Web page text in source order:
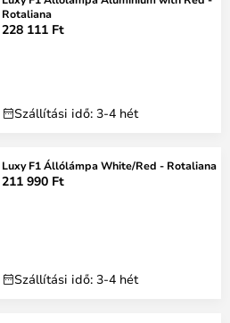
Rotaliana
228 111 Ft
Szállítási idő: 3-4 hét
Luxy F1 Állólámpa White/Red - Rotaliana
211 990 Ft
Szállítási idő: 3-4 hét